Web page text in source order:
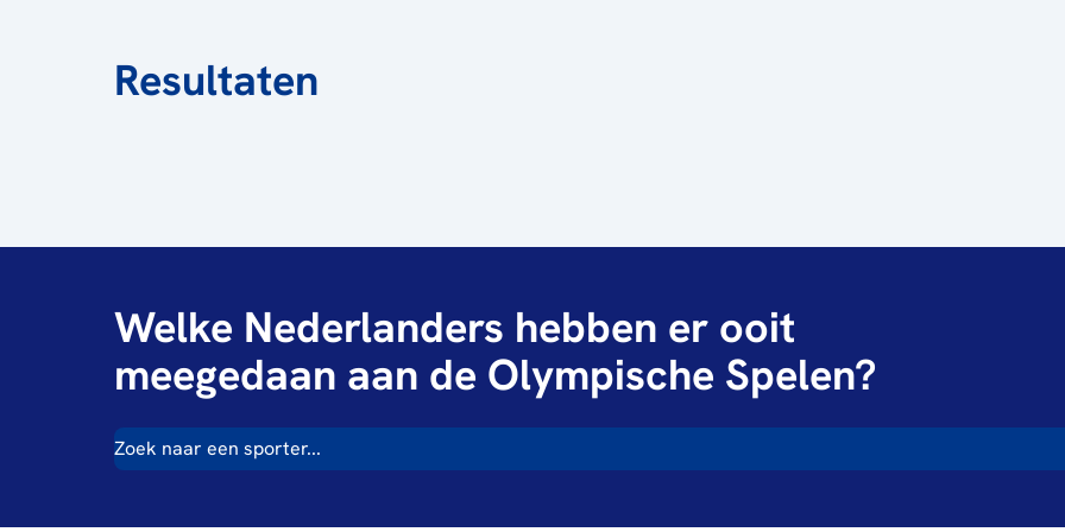
Resultaten
Welke Nederlanders hebben er ooit
meegedaan aan de Olympische Spelen?